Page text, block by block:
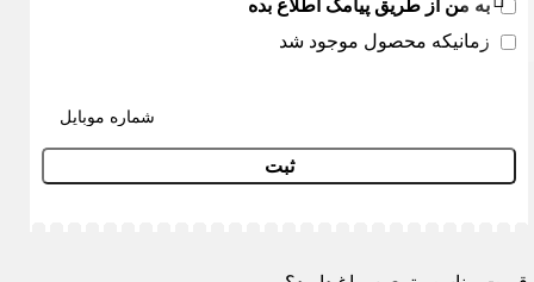
به من از طریق پیامک اطلاع بده
زمانیکه محصول موجود شد
ثبت